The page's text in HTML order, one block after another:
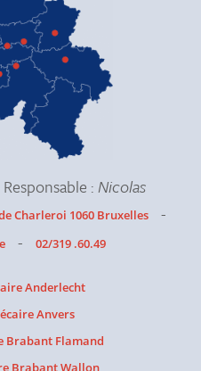
:Nicolas
Charleroi 1060 Bruxelles -
- 02/319 .60.49
Anderlecht
Anvers
Brabant Flamand
Brabant Wallon